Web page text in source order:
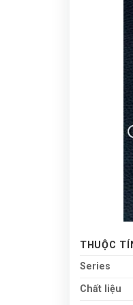
THUỘC
Series
Chất liệu